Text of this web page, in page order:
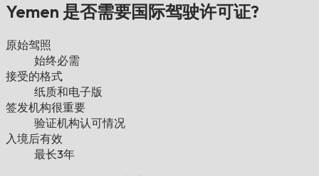
Yemen 是否需要国际驾驶许可证?
原始驾照
始终必需
接受的格式
纸质和电子版
签发机构很重要
验证机构认可情况
入境后有效
最长3年